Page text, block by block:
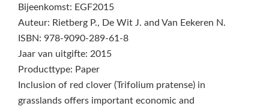
Bijeenkomst: EGF2015
Auteur: Rietberg P., De Wit J. and Van Eekeren N.
ISBN: 978-9090-289-61-8
Jaar van uitgifte: 2015
Producttype: Paper
Inclusion of red clover (Trifolium pratense) in
grasslands offers important economic and